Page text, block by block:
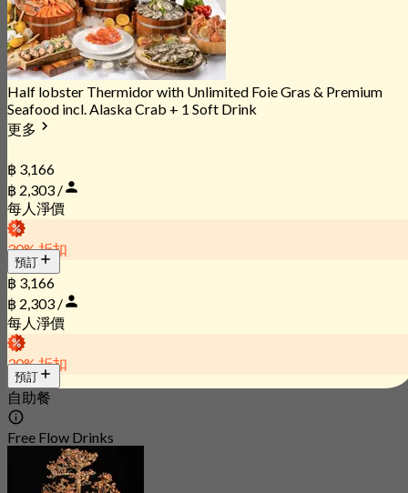
Half lobster Thermidor with Unlimited Foie Gras & Premium
Seafood incl. Alaska Crab + 1 Soft Drink
更多
฿ 3,166
฿ 2,303 /
每人淨價
30% 折扣
預訂
฿ 3,166
฿ 2,303 /
每人淨價
30% 折扣
預訂
自助餐
Free Flow Drinks